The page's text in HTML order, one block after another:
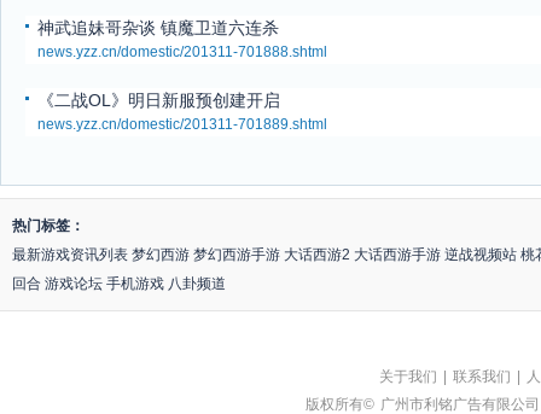
神武追妹哥杂谈 镇魔卫道六连杀
news.yzz.cn/domestic/201311-701888.shtml
《二战OL》明日新服预创建开启
news.yzz.cn/domestic/201311-701889.shtml
热门标签：
最新游戏资讯列表 梦幻西游 梦幻西游手游 大话西游2 大话西游手游 逆战视频站 桃
回合 游戏论坛 手机游戏 八卦频道
关于我们 联系我们
版权所有© 广州市利铭广告有限公司